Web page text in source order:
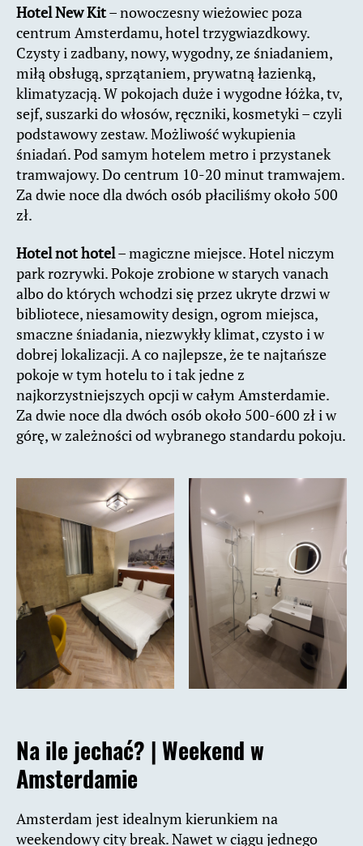
Hotel New Kit– nowoczesny wieżowiec poza
centrum Amsterdamu, hotel trzygwiazdkowy.
Czysty i zadbany, nowy, wygodny, ze śniadaniem,
miłą obsługą, sprzątaniem, prywatną łazienką,
klimatyzacją. W pokojach duże i wygodne łóżka, tv,
sejf, suszarki do włosów, ręczniki, kosmetyki – czyli
podstawowy zestaw. Możliwość wykupienia
śniadań. Pod samym hotelem metro i przystanek
tramwajowy. Do centrum 10-20 minut tramwajem.
Za dwie noce dla dwóch osób płaciliśmy około 500
zł.
Hotel not hotel– magiczne miejsce. Hotel niczym
park rozrywki. Pokoje zrobione w starych vanach
albo do których wchodzi się przez ukryte drzwi w
bibliotece, niesamowity design, ogrom miejsca,
smaczne śniadania, niezwykły klimat, czysto i w
dobrej lokalizacji. A co najlepsze, że te najtańsze
pokoje w tym hotelu to i tak jedne z
najkorzystniejszych opcji w całym Amsterdamie.
Za dwie noce dla dwóch osób około 500-600 zł i w
górę, w zależności od wybranego standardu pokoju.
Na ile jechać? |Weekend w
Amsterdamie
Amsterdam jest idealnym kierunkiem na
weekendowy city break. Nawet w ciągu jednego